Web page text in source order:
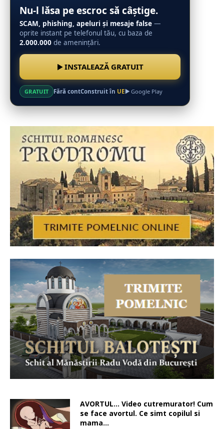
Nu-l lăsa pe escroc să câștige.
SCAM, phishing, apeluri și mesaje false —
oprite instant pe telefonul tău, cu baza de
2.000.000 de amenințări.
INSTALEAZĂ GRATUIT
GRATUIT Fără contConstruit în UE Google Play
AVORTUL… Video cutremurator! Cum
se face avortul. Ce simt copilul si
mama…